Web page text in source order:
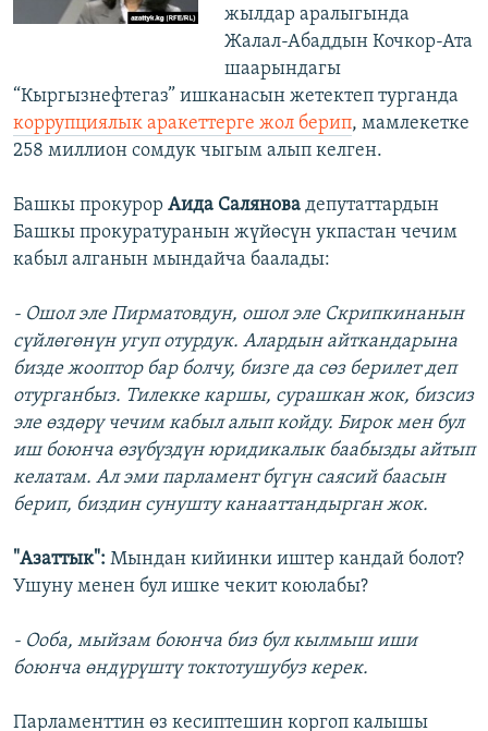
жылдар аралыгында
Жалал-Абаддын Кочкор-Ата
шаарындагы
“Кыргызнефтегаз” ишканасын жетектеп турганда
коррупциялык аракеттерге жол берип, мамлекетке
258 миллион сомдук чыгым алып келген.
Башкы прокурор Аида Салянова депутаттардын
Башкы прокуратуранын жүйөсүн укпастан чечим
кабыл алганын мындайча баалады:
- Ошол эле Пирматовдун, ошол эле Скрипкинанын
сүйлөгөнүн угуп отурдук. Алардын айткандарына
бизде жооптор бар болчу, бизге да сөз берилет деп
отурганбыз. Тилекке каршы, сурашкан жок, бизсиз
эле өздөрү чечим кабыл алып койду. Бирок мен бул
иш боюнча өзүбүздүн юридикалык баабызды айтып
келатам. Ал эми парламент бүгүн саясий баасын
берип, биздин сунушту канааттандырган жок.
"Азаттык": Мындан кийинки иштер кандай болот?
Ушуну менен бул ишке чекит коюлабы?
- Ооба, мыйзам боюнча биз бул кылмыш иши
боюнча өндүрүштү токтотушубуз керек.
Парламенттин өз кесиптешин коргоп калышы